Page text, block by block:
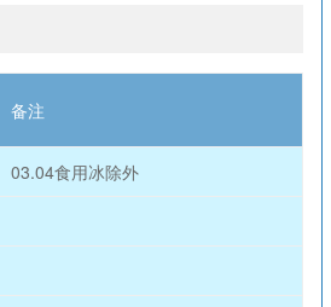
备注
03.04食用冰除外